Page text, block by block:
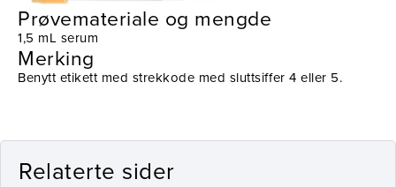
Prøvemateriale og mengde
1,5 mL serum
Merking
Benytt etikett med strekkode med sluttsiffer 4 eller 5.
Relaterte sider